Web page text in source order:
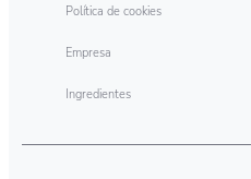
Política de cookies
Empresa
Ingredientes